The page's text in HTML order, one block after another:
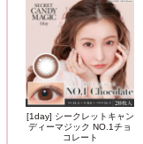
[1day] シークレットキャン
ディーマジック NO.1チョ
コレート